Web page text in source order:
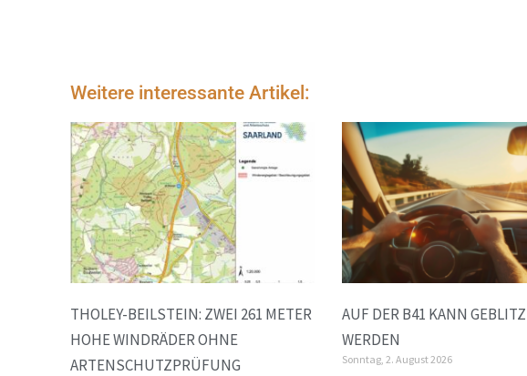
Weitere interessante Artikel:
THOLEY-BEILSTEIN: ZWEI 261 METER
HOHE WINDRÄDER OHNE
ARTENSCHUTZPRÜFUNG
AUF DER B41 KANN
WERDEN
Sonntag, 2. August 2026